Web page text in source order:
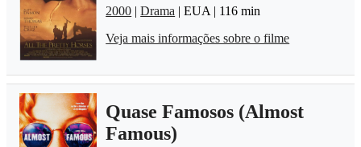
2000 |Drama | EUA | 116 min
Veja mais informações sobre o filme
Quase Famosos (Almost
Famous)